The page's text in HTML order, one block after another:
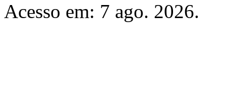
Acesso em: 7 ago. 2026.